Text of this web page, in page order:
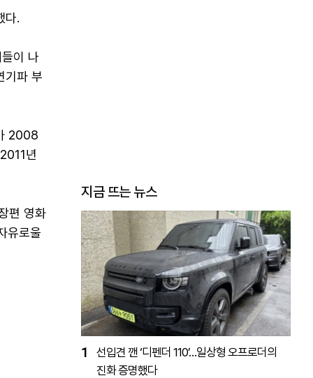
다.
이 나
기파 부
2008
년
편 영화
유로울
지금 뜨는 뉴스
1
선입견 깬 ‘디펜더 110’…일상형 오프로더의
진화 증명했다